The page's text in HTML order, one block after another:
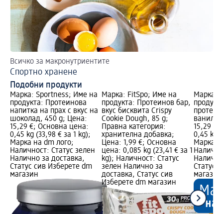
Всичко за макронутриентите
Спортно хранене
Подобни продукти
Марка: Sportness; Име на
продукта: Протеинова
напитка на прах с вкус на
шоколад, 450 g; Цена:
15,29 €; Основна цена:
0,45 kg (33,98 € за 1 kg);
Марка на dm лого;
Наличност: Статус зелен
Налично за доставка,
Статус сив Изберете dm
магазин
Марка: FitSpo; Име на
продукта: Протеинов бар,
вкус бисквита Crispy
Cookie Dough, 85 g;
Правна категория:
хранителна добавка;
Цена: 1,99 €; Основна
цена: 0,085 kg (23,41 € за 1
kg); Наличност: Статус
зелен Налично за
доставка, Статус сив
Изберете dm магазин
Марка:
15,29 €;
0,45 kg
Марка
Статус
магазин